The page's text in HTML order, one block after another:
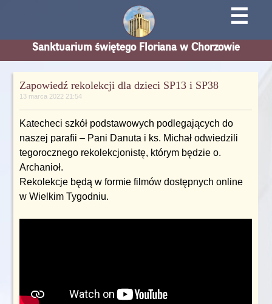
☰
Sanktuarium świętego Floriana w Chorzowie
Zapowiedź rekolekcji dla dzieci SP13 i SP38
13 marca 2022 21:54
Katecheci szkół podstawowych podlegających do
naszej parafii – Pani Danuta i ks. Michał odwiedzili
tegorocznego rekolekcjonistę, którym będzie o.
Archanioł.
Rekolekcje będą w formie filmów dostępnych online
w Wielkim Tygodniu.